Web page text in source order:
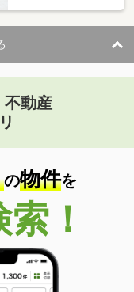
町
不動産
の物件を
！